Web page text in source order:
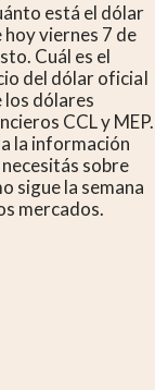
está el dólar
hoy viernes 7 de
Cuál es el
del dólar oficial
los dólares
CCL y MEP.
la información
sobre
sigue la semana
mercados.